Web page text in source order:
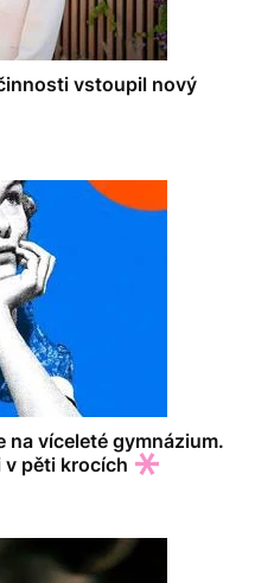
vstoupil nový
na víceleté gymnázium.
v pěti krocích